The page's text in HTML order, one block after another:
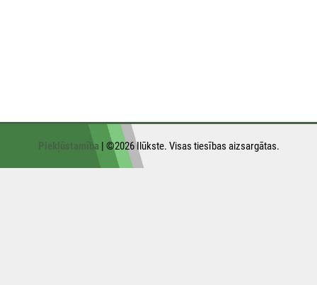
Piekļūstamība| ©2026 Ilūkste. Visas tiesības aizsargātas.